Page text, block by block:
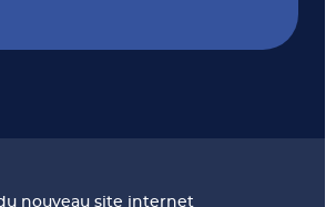
nouveau site internet